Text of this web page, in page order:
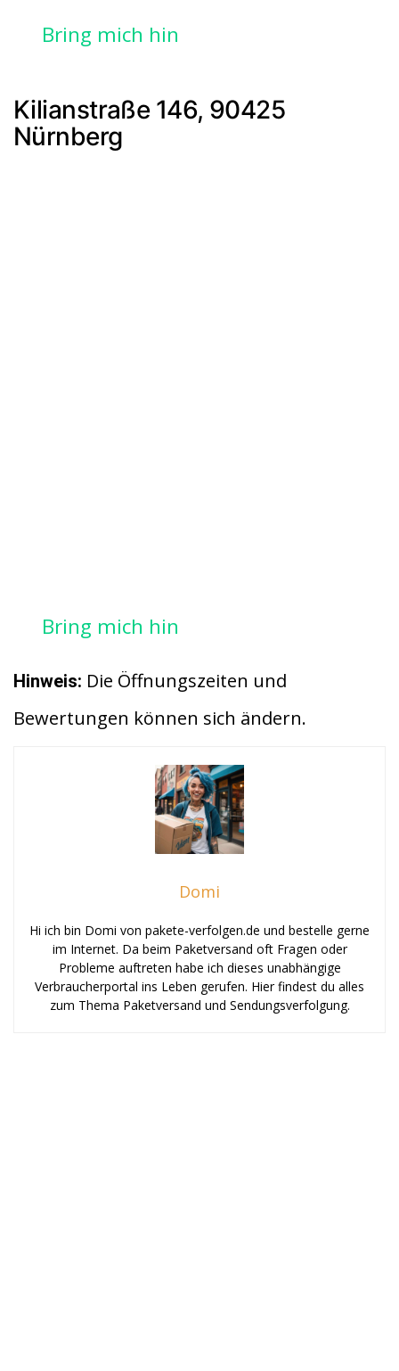
Bring mich hin
Kilianstraße 146, 90425
Nürnberg
Bring mich hin
Hinweis: Die Öffnungszeiten und
Bewertungen können sich ändern.
Domi
Hi ich bin Domi von pakete-verfolgen.de und bestelle gerne
im Internet. Da beim Paketversand oft Fragen oder
Probleme auftreten habe ich dieses unabhängige
Verbraucherportal ins Leben gerufen. Hier findest du alles
zum Thema Paketversand und Sendungsverfolgung.